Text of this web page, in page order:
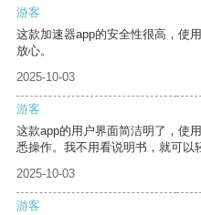
游客
这款加速器app的安全性很高，使
放心。
2025-10-03
游客
这款app的用户界面简洁明了，使
悉操作。我不用看说明书，就可以
2025-10-03
游客